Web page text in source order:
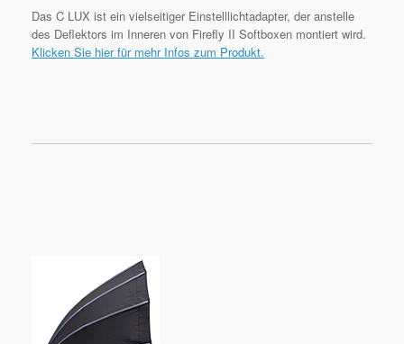
Das C LUX ist ein vielseitiger Einstelllichtadapter, der anstelle
des Deflektors im Inneren von Firefly II Softboxen montiert wird.
Klicken Sie hier für mehr Infos zum Produkt.